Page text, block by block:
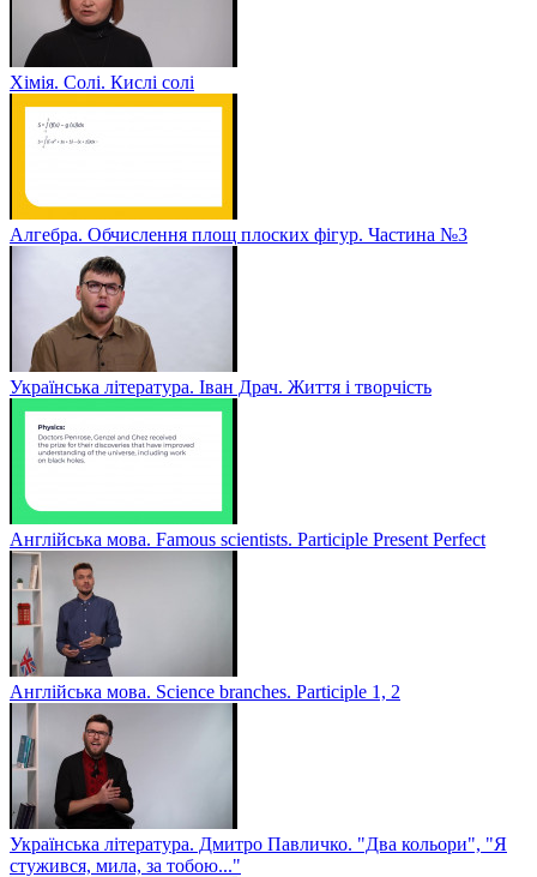
Хімія. Солі. Кислі солі
Алгебра. Обчислення площ плоских фігур. Частина №3
Українська література. Іван Драч. Життя і творчість
Англійська мова. Famous scientists. Participle Present Perfect
Англійська мова. Sсience branches. Participle 1, 2
Українська література. Дмитро Павличко. "Два кольори", "Я
стужився, мила, за тобою..."